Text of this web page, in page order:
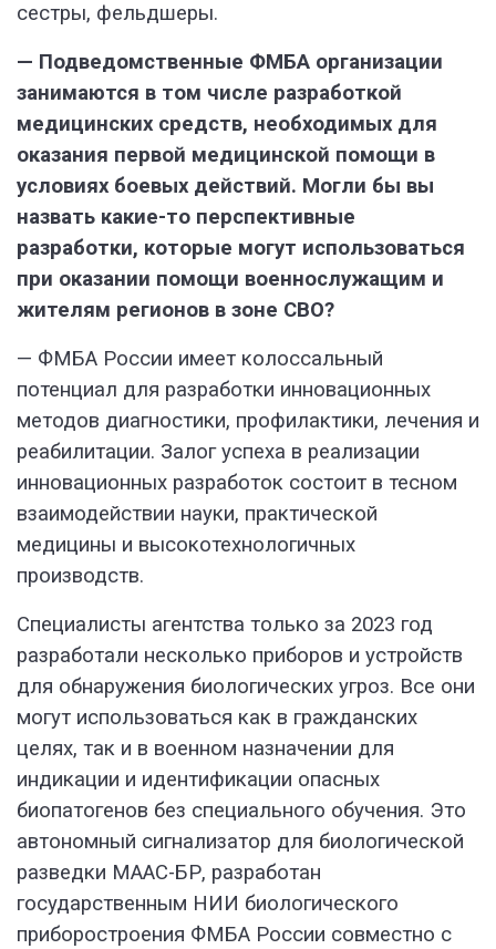
сестры, фельдшеры.
— Подведомственные ФМБА организации
занимаются в том числе разработкой
медицинских средств, необходимых для
оказания первой медицинской помощи в
условиях боевых действий. Могли бы вы
назвать какие-то перспективные
разработки, которые могут использоваться
при оказании помощи военнослужащим и
жителям регионов в зоне СВО?
— ФМБА России имеет колоссальный
потенциал для разработки инновационных
методов диагностики, профилактики, лечения и
реабилитации. Залог успеха в реализации
инновационных разработок состоит в тесном
взаимодействии науки, практической
медицины и высокотехнологичных
производств.
Специалисты агентства только за 2023 год
разработали несколько приборов и устройств
для обнаружения биологических угроз. Все они
могут использоваться как в гражданских
целях, так и в военном назначении для
индикации и идентификации опасных
биопатогенов без специального обучения. Это
автономный сигнализатор для биологической
разведки МААС-БР, разработан
государственным НИИ биологического
приборостроения ФМБА России совместно с